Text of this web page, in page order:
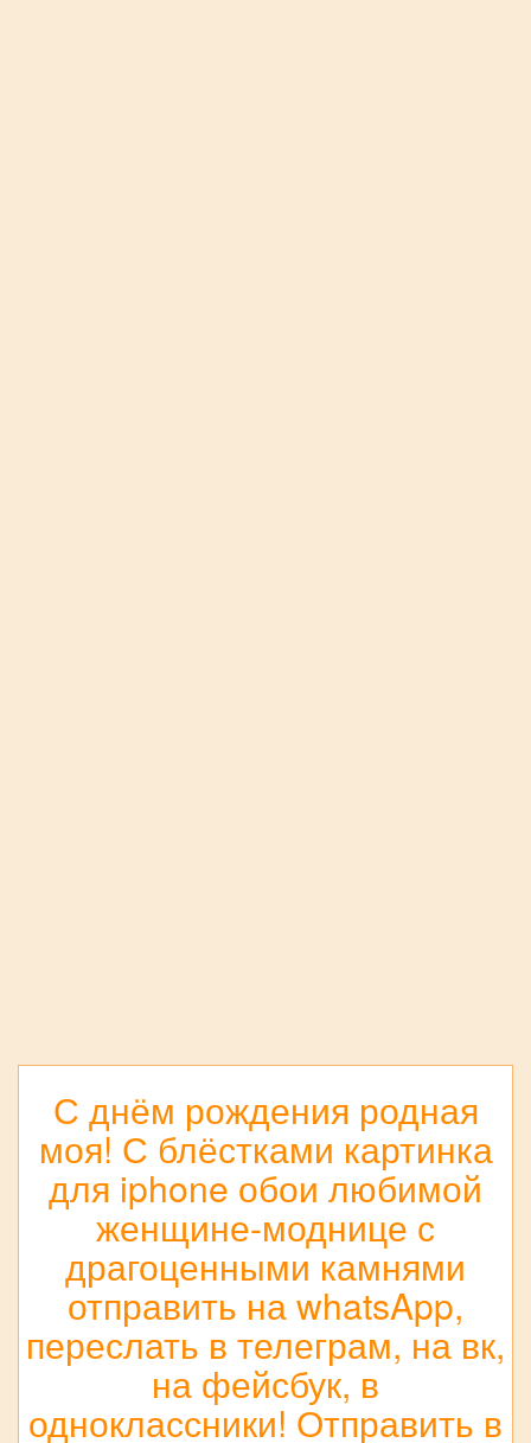
С днём рождения родная
моя! С блёстками картинка
для iphone обои любимой
женщине-моднице с
драгоценными камнями
отправить на whatsApp,
переслать в телеграм, на вк,
на фейсбук, в
одноклассники! Отправить в